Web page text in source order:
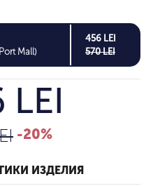
Mall)
456 LEI
570 LEI
LEI
-20%
ИЗДЕЛИЯ